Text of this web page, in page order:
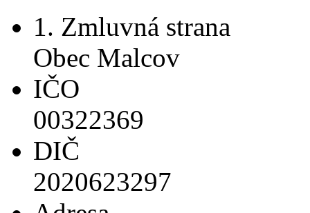
1. Zmluvná strana
Obec Malcov
IČO
00322369
DIČ
2020623297